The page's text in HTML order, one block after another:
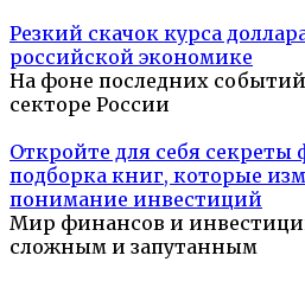
Резкий скачок курса
российской экономике
На фоне последних
секторе России
Откройте для себя секреты
подборка книг, которые
понимание инвестиций
Мир финансов и
сложным и запутанным